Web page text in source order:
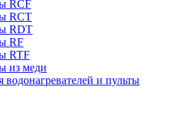
RCF
RCT
RDT
RF
RTF
из меди
водонагревателей и пульты